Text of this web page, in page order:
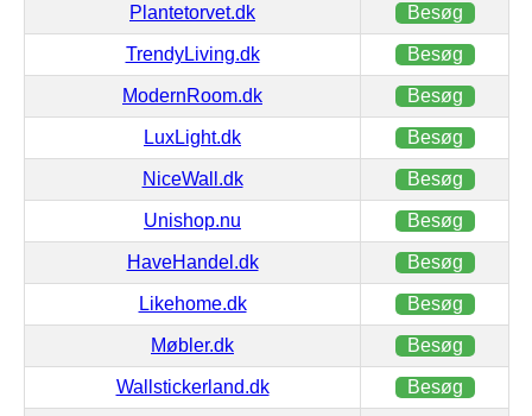
Plantetorvet.dk Besøg
TrendyLiving.dk Besøg
ModernRoom.dk Besøg
LuxLight.dk Besøg
NiceWall.dk Besøg
Unishop.nu Besøg
HaveHandel.dk Besøg
Likehome.dk Besøg
Møbler.dk Besøg
Wallstickerland.dk Besøg